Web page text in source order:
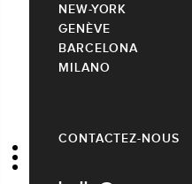
CONTACTEZ-NOUS
NEW-YORK
GENÈVE
BARCELONA
MILANO